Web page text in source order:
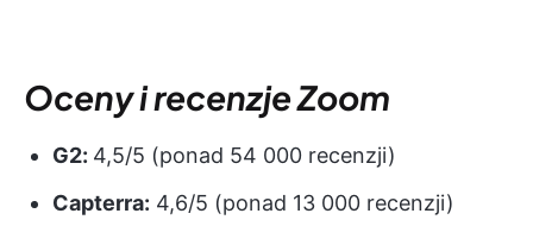
Oceny i recenzje Zoom
G2: 4,5/5 (ponad 54 000 recenzji)
Capterra: 4,6/5 (ponad 13 000 recenzji)